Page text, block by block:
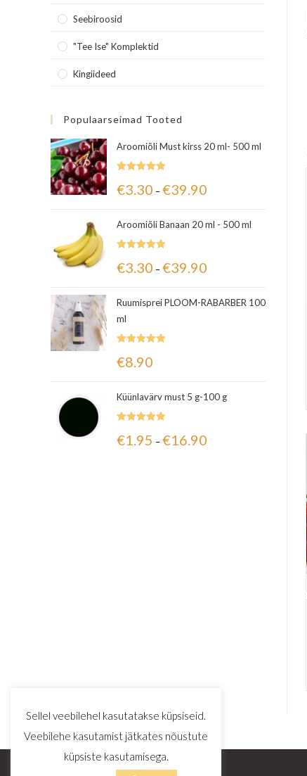
Seebiroosid
"Tee Ise" Komplektid
Kingiideed
Populaarseimad Tooted
Aroomiõli Must kirss 20 ml- 500 ml
5.00/ 5
€3.30 –€39.90
Aroomiõli Banaan 20 ml - 500 ml
5.00/ 5
€3.30 –€39.90
Ruumisprei PLOOM-RABARBER 100
ml
5.00/ 5
€8.90
Küünlavärv must 5 g-100 g
5.00/ 5
€1.95 –€16.90
Sellel veebilehel kasutatakse küpsiseid.
Veebilehe kasutamist jätkates nõustute
küpsiste kasutamisega.